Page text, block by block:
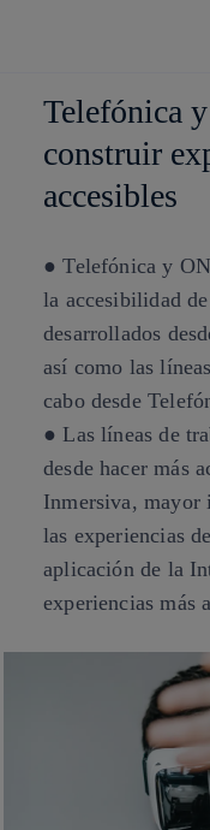
Telefónica
construir
accesibles
● Telefónica y
la accesibilidad
desarrollados
así como las
cabo desde
● Las líneas de
desde hacer más
Inmersiva, mayor
las experiencias
aplicación de la
experiencias más